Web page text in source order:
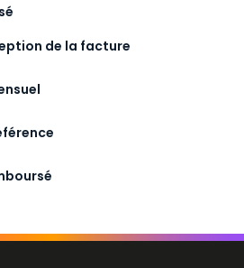
de la facture